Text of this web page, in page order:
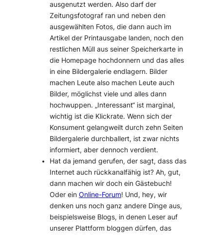
ausgenutzt werden. Also darf der
Zeitungsfotograf ran und neben den
ausgewählten Fotos, die dann auch im
Artikel der Printausgabe landen, noch den
restlichen Müll aus seiner Speicherkarte in
die Homepage hochdonnern und das alles
in eine Bildergalerie endlagern. Bilder
machen Leute also machen Leute auch
Bilder, möglichst viele und alles dann
hochwuppen. „Interessant“ ist marginal,
wichtig ist die Klickrate. Wenn sich der
Konsument gelangweilt durch zehn Seiten
Bildergalerie durchballert, ist zwar nichts
informiert, aber dennoch verdient.
Hat da jemand gerufen, der sagt, dass das
Internet auch rückkanalfähig ist? Ah, gut,
dann machen wir doch ein Gästebuch!
Oder einOnline-Forum! Und, hey, wir
denken uns noch ganz andere Dinge aus,
beispielsweise Blogs, in denen Leser auf
unserer Plattform bloggen dürfen, das